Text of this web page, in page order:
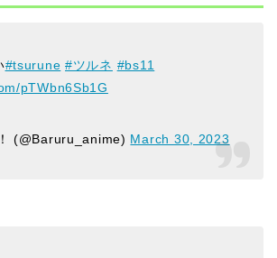
#tsurune #ツルネ #bs11
pTWbn6Sb1G
(@Baruru_anime) March 30, 2023